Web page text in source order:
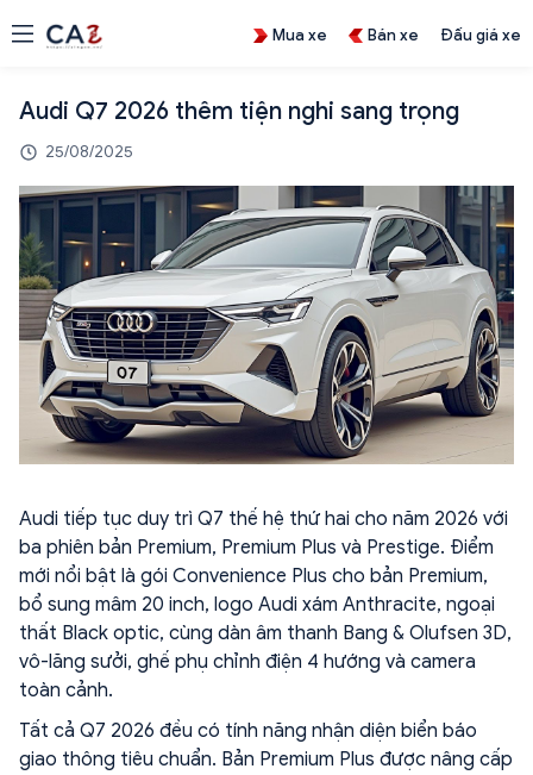
Mua xe Bán xe Đấu giá xe
Audi Q7 2026 thêm tiện nghi sang trọng
25/08/2025
Audi tiếp tục duy trì Q7 thế hệ thứ hai cho năm 2026 với
ba phiên bản Premium, Premium Plus và Prestige. Điểm
mới nổi bật là gói Convenience Plus cho bản Premium,
bổ sung mâm 20 inch, logo Audi xám Anthracite, ngoại
thất Black optic, cùng dàn âm thanh Bang & Olufsen 3D,
vô-lăng sưởi, ghế phụ chỉnh điện 4 hướng và camera
toàn cảnh.
Tất cả Q7 2026 đều có tính năng nhận diện biển báo
giao thông tiêu chuẩn. Bản Premium Plus được nâng cấp